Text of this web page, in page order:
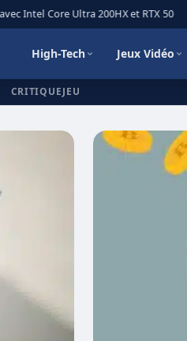
Intel Core Ultra 200HX et RTX 50
High-Tech Jeux Vidéo
CRITIQUEJEU